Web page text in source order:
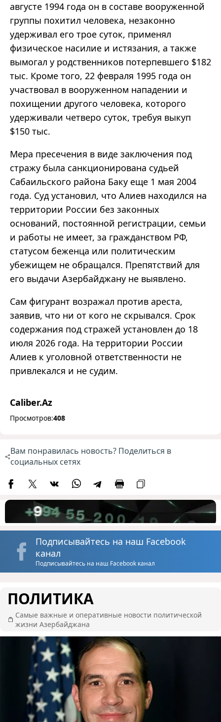
августе 1994 года он в составе вооруженной
группы похитил человека, незаконно
удерживал его трое суток, применял
физическое насилие и истязания, а также
вымогал у родственников потерпевшего $182
тыс. Кроме того, 22 февраля 1995 года он
участвовал в вооруженном нападении и
похищении другого человека, которого
удерживали четверо суток, требуя выкуп
$150 тыс.
Мера пресечения в виде заключения под
стражу была санкционирована судьей
Сабаильского района Баку еще 1 мая 2004
года. Суд установил, что Алиев находился на
территории России без законных
оснований, постоянной регистрации, семьи
и работы не имеет, за гражданством РФ,
статусом беженца или политическим
убежищем не обращался. Препятствий для
его выдачи Азербайджану не выявлено.
Сам фигурант возражал против ареста,
заявив, что ни от кого не скрывался. Срок
содержания под стражей установлен до 18
июля 2026 года. На территории России
Алиев к уголовной ответственности не
привлекался и не судим.
Caliber.Az
Просмотров:408
Вам понравилась новость? Поделиться в
социальных сетях
Подписывайтесь на наш Facebook
канал
Подписывайтесь на наш Facebook канал
ПОЛИТИКА
Самые важные и оперативные новости политической
жизни Азербайджана